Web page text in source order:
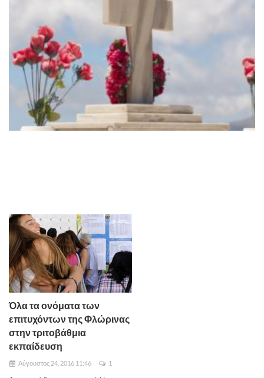
Όλα τα ονόματα των
επιτυχόντων της Φλώρινας
στην τριτοβάθμια
εκπαίδευση
Αύγουστος 24, 2016 11:46 1